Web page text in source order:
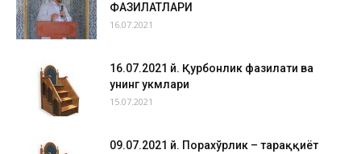
ФАЗИЛАТЛАРИ
16.07.2021
16.07.2021 й. Қурбонлик фазилати ва
унинг ҳукмлари
15.07.2021
09.07.2021 й. Порахўрлик – тараққиёт